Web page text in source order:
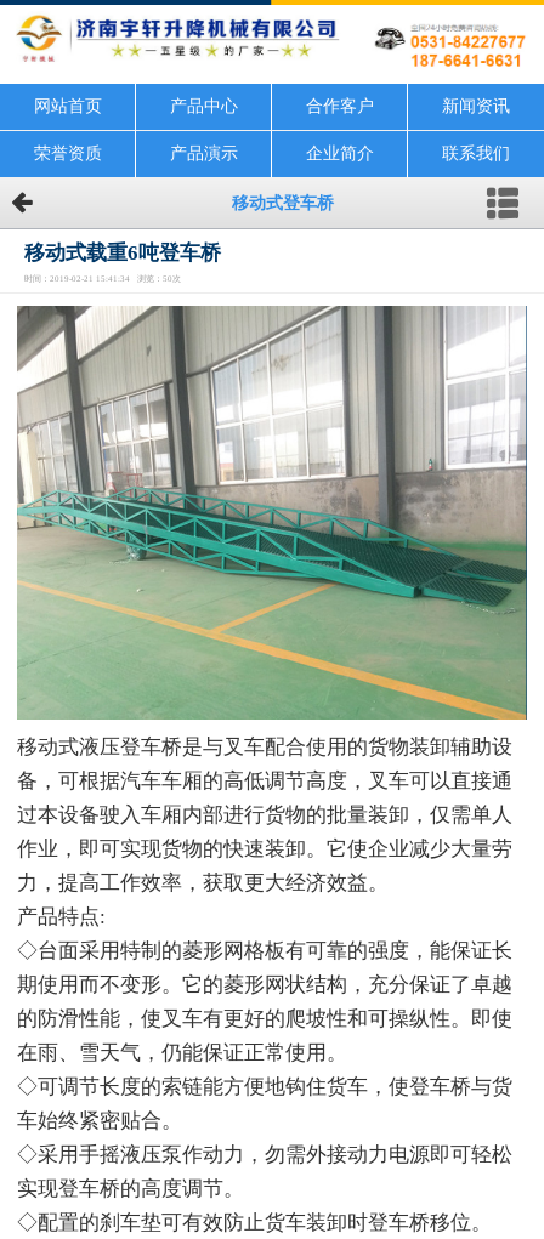
网站首页 产品中心 合作客户 新闻资讯
荣誉资质 产品演示 企业简介 联系我们
移动式登车桥
移动式载重6吨登车桥
时间：2019-02-21 15:41:34 浏览：50次
移动式液压登车桥是与叉车配合使用的货物装卸辅助设
备，可根据汽车车厢的高低调节高度，叉车可以直接通
过本设备驶入车厢内部进行货物的批量装卸，仅需单人
作业，即可实现货物的快速装卸。它使企业减少大量劳
力，提高工作效率，获取更大经济效益。
产品特点:
◇台面采用特制的菱形网格板有可靠的强度，能保证长
期使用而不变形。它的菱形网状结构，充分保证了卓越
的防滑性能，使叉车有更好的爬坡性和可操纵性。即使
在雨、雪天气，仍能保证正常使用。
◇可调节长度的索链能方便地钩住货车，使登车桥与货
车始终紧密贴合。
◇采用手摇液压泵作动力，勿需外接动力电源即可轻松
实现登车桥的高度调节。
◇配置的刹车垫可有效防止货车装卸时登车桥移位。